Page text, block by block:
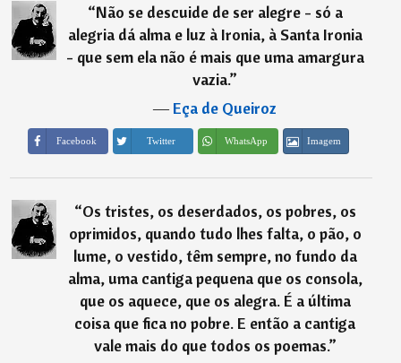
“Não se descuide de ser alegre - só a
alegria dá alma e luz à Ironia, à Santa Ironia
- que sem ela não é mais que uma amargura
vazia.”
―Eça de Queiroz
Facebook Twitter WhatsApp Imagem
“Os tristes, os deserdados, os pobres, os
oprimidos, quando tudo lhes falta, o pão, o
lume, o vestido, têm sempre, no fundo da
alma, uma cantiga pequena que os consola,
que os aquece, que os alegra. É a última
coisa que fica no pobre. E então a cantiga
vale mais do que todos os poemas.”